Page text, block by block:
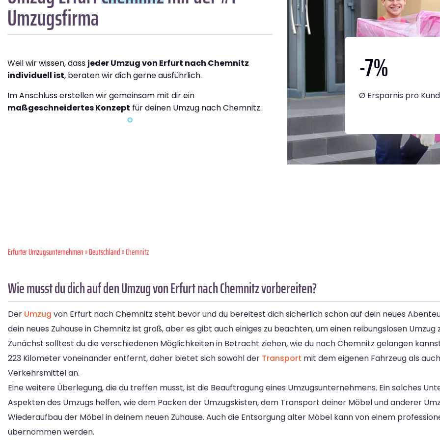
Umzugsfirma
Weil wir wissen, dass jeder Umzug von Erfurt nach Chemnitz
individuell ist, beraten wir dich gerne ausführlich.
Im Anschluss erstellen wir gemeinsam mit dir ein
maßgeschneidertes Konzept für deinen Umzug nach Chemnitz.
-7%
Ø Ersparnis pro
Erfurter Umzugsunternehmen»Deutschland» Chemnitz
Wie musst du dich auf den Umzug von Erfurt nach Chemnitz vorbereiten?
Der Umzug von Erfurt nach Chemnitz steht bevor und du bereitest dich sicherlich schon auf dein neues
dein neues Zuhause in Chemnitz ist groß, aber es gibt auch einiges zu beachten, um einen reibungslosen Umzug
Zunächst solltest du die verschiedenen Möglichkeiten in Betracht ziehen, wie du nach Chemnitz gelangen
223 Kilometer voneinander entfernt, daher bietet sich sowohl der Transport mit dem eigenen Fahrzeug als
Verkehrsmittel an.
Eine weitere Überlegung, die du treffen musst, ist die Beauftragung eines Umzugsunternehmens. Ein solches
Aspekten des Umzugs helfen, wie dem Packen der Umzugskisten, dem Transport deiner Möbel und anderer
Wiederaufbau der Möbel in deinem neuen Zuhause. Auch die Entsorgung alter Möbel kann von einem
übernommen werden.